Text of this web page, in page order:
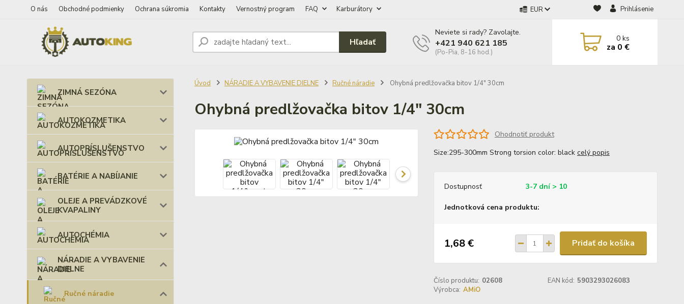
O nás Obchodné podmienky Ochrana súkromia Kontakty Vernostný program FAQ Karburátory EUR Prihlásenie
Hľadať
Neviete si rady? Zavolajte.
+421 940 621 185
(Po-Pia, 8-16 hod.)
0ks
za 0 €
ZIMNÁ SEZÓNA
AUTOKOZMETIKA
AUTOPRÍSLUŠENSTVO
BATÉRIE A NABÍJANIE
OLEJE A PREVÁDZKOVÉ
KVAPALINY
AUTOCHÉMIA
NÁRADIE A VYBAVENIE
DIELNE
Ručné náradie
Úvod NÁRADIE A VYBAVENIE DIELNE Ručné náradie Ohybná predlžovačka bitov 1/4" 30cm
Ohybná predlžovačka bitov 1/4" 30cm
Ohodnotiť produkt
Size:295-300mm Strong torsion color: black celý popis
Dostupnosť 3-7 dní > 10
Jednotková cena produktu:
1,68 € Pridať do košíka
Číslo produktu: 02608 EAN kód: 5903293026083
Výrobca: AMiO